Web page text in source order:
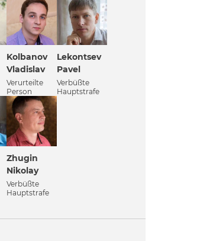
Kolbanov
Vladislav
Verurteilte
Person
Lekontsev
Pavel
Verbüßte
Hauptstrafe
Zhugin
Nikolay
Verbüßte
Hauptstrafe